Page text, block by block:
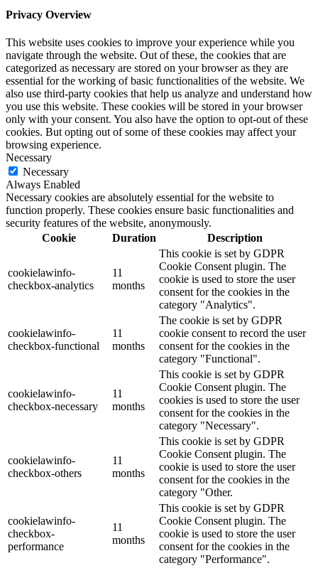
Privacy Overview
This website uses cookies to improve your experience while you
navigate through the website. Out of these, the cookies that are
categorized as necessary are stored on your browser as they are
essential for the working of basic functionalities of the website. We
also use third-party cookies that help us analyze and understand how
you use this website. These cookies will be stored in your browser
only with your consent. You also have the option to opt-out of these
cookies. But opting out of some of these cookies may affect your
browsing experience.
Necessary
Necessary
Always Enabled
Necessary cookies are absolutely essential for the website to
function properly. These cookies ensure basic functionalities and
security features of the website, anonymously.
Cookie
Duration Description
cookielawinfo-
checkbox-analytics
11
months
This cookie is set by GDPR
Cookie Consent plugin. The
cookie is used to store the user
consent for the cookies in the
category "Analytics".
cookielawinfo-
checkbox-functional
11
months
The cookie is set by GDPR
cookie consent to record the user
consent for the cookies in the
category "Functional".
cookielawinfo-
checkbox-necessary
11
months
This cookie is set by GDPR
Cookie Consent plugin. The
cookies is used to store the user
consent for the cookies in the
category "Necessary".
cookielawinfo-
checkbox-others
11
months
This cookie is set by GDPR
Cookie Consent plugin. The
cookie is used to store the user
consent for the cookies in the
category "Other.
cookielawinfo-
checkbox-
performance
11
months
This cookie is set by GDPR
Cookie Consent plugin. The
cookie is used to store the user
consent for the cookies in the
category "Performance".